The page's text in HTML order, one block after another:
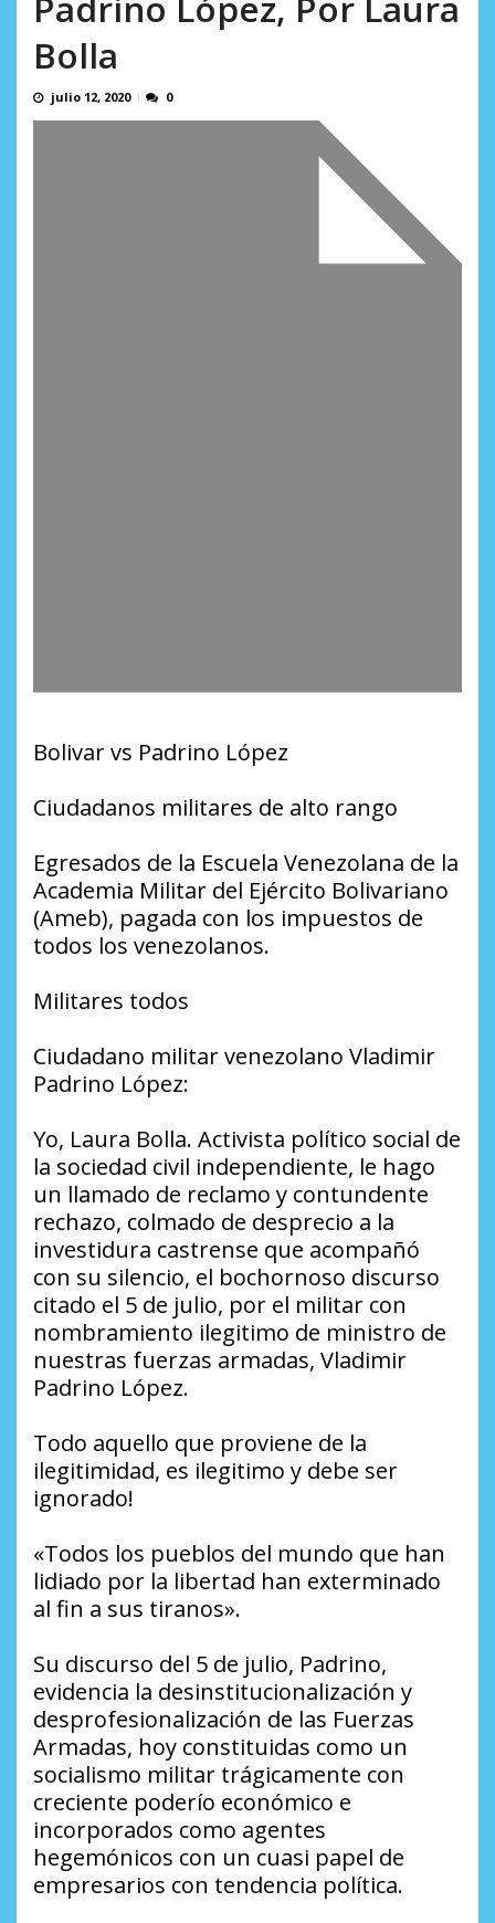
Bolla
julio 12, 2020 0
Bolivar vs Padrino López
Ciudadanos militares de alto rango
Egresados de la Escuela Venezolana de la
Academia Militar del Ejército Bolivariano
(Ameb), pagada con los impuestos de
todos los venezolanos.
Militares todos
Ciudadano militar venezolano Vladimir
Padrino López:
Yo, Laura Bolla. Activista político social de
la sociedad civil independiente, le hago
un llamado de reclamo y contundente
rechazo, colmado de desprecio a la
investidura castrense que acompañó
con su silencio, el bochornoso discurso
citado el 5 de julio, por el militar con
nombramiento ilegitimo de ministro de
nuestras fuerzas armadas, Vladimir
Padrino López.
Todo aquello que proviene de la
ilegitimidad, es ilegitimo y debe ser
ignorado!
«Todos los pueblos del mundo que han
lidiado por la libertad han exterminado
al fin a sus tiranos».
Su discurso del 5 de julio, Padrino,
evidencia la desinstitucionalización y
desprofesionalización de las Fuerzas
Armadas, hoy constituidas como un
socialismo militar trágicamente con
creciente poderío económico e
incorporados como agentes
hegemónicos con un cuasi papel de
empresarios con tendencia política.